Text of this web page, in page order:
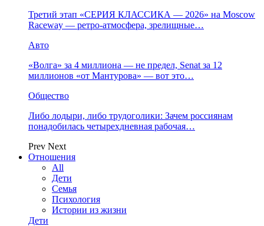
Третий этап «СЕРИЯ КЛАССИКА — 2026» на Moscow
Raceway — ретро‑атмосфера, зрелищные…
Авто
«Волга» за 4 миллиона — не предел, Senat за 12
миллионов «от Мантурова» — вот это…
Общество
Либо лодыри, либо трудоголики: Зачем россиянам
понадобилась четырехдневная рабочая…
Prev Next
Отношения
All
Дети
Семья
Психология
Истории из жизни
Дети